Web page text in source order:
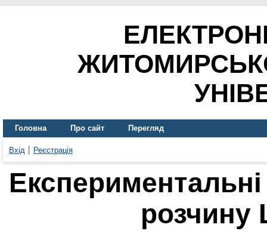
Головна Про сайт Перегляд
Вхід Реєстрація
розчину